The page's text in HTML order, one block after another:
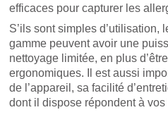
efficaces pour capturer les
S’ils sont simples d’utilisation,
gamme peuvent avoir une
nettoyage limitée, en plus
ergonomiques. Il est aussi
de l’appareil, sa facilité
dont il dispose répondent à vos